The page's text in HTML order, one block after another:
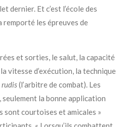
dernier. Et c’est l’école des
remporté les épreuves de
et sorties, le salut, la capacité
vitesse d’exécution, la technique
rudis(l’arbitre de combat). Les
la bonne application
sont courtoises et amicales »